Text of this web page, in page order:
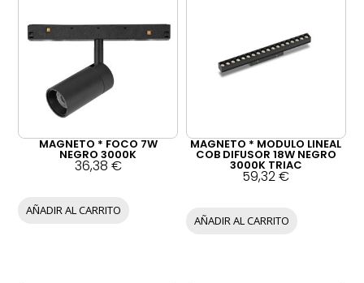
MAGNETO * FOCO 7W
NEGRO 3000K
36,38 €
AÑADIR AL CARRITO
MAGNETO * MODULO LINEAL
COB DIFUSOR 18W NEGRO
3000K TRIAC
59,32€
AÑADIR AL CARRITO